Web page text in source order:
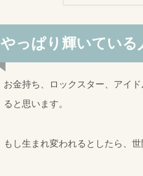
やっぱり輝いている
お金持ち、ロックスター、アイ
ると思います。
もし生まれ変われるとしたら、